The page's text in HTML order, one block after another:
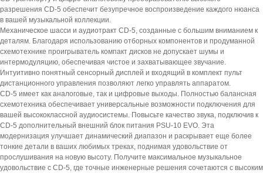
разрешения CD-5 обеспечит безупречное воспроизведение каждого нюанса
в вашей музыкальной коллекции.
Механическое шасси и аудиотракт CD-5, созданные с большим вниманием к
деталям. Благодаря использованию отборных компонентов и продуманной
схемотехнике проигрыватель компакт дисков не допускает шумы и
интермодуляцию, обеспечивая чистое и захватывающее звучание.
Интуитивно понятный сенсорный дисплей и входящий в комплект пульт
дистанционного управления позволяют легко управлять аппаратом.
CD-5 имеет как аналоговые, так и цифровые выходы. Полностью балансная
схемотехника обеспечивает универсальные возможности подключения для
вашей высококлассной аудиосистемы. Повысьте качество звука, подключив к
CD-5 дополнительный внешний блок питания PSU-10 EVO. Эта
модернизация улучшает динамический диапазон и раскрывает еще более
тонкие детали в ваших любимых треках, поднимая удовольствие от
прослушивания на новую высоту. Получите максимальное музыкальное
удовольствие с CD-5, где точные инженерные решения сочетаются с высоким